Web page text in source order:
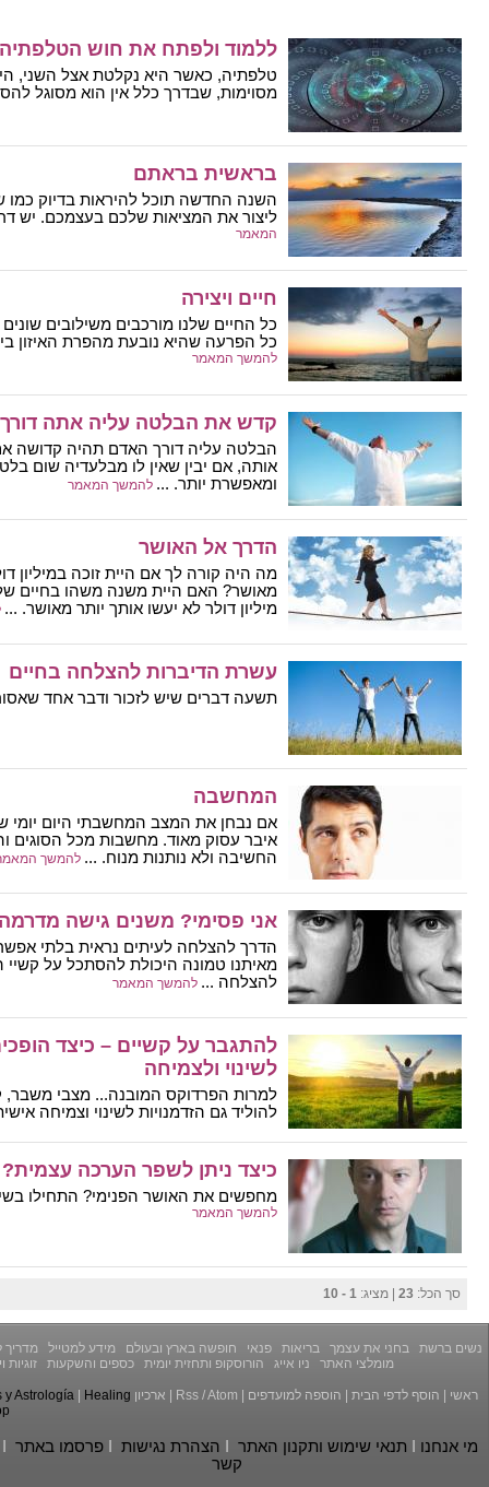
ללמוד ולפתח את חוש הטלפתיה
טלפתיה, כאשר היא נקלטת אצל השני,
מסוימות, שבדרך כלל אין הוא מסוגל
בראשית בראתם
השנה החדשה תוכל להיראות בדיוק כמו
ליצור את המציאות שלכם בעצמכם. יש
המאמר
חיים ויצירה
כל החיים שלנו מורכבים משילובים
כל הפרעה שהיא נובעת מהפרת האיזון
להמשך המאמר
קדש את הבלטה עליה אתה דורך
הבלטה עליה דורך האדם תהיה קדושה
אותה, אם יבין שאין לו מבלעדיה שום
ומאפשרת יותר. ... להמשך המאמר
הדרך אל האושר
מה היה קורה לך אם היית זוכה במיליון
מאושר? האם היית משנה משהו בחיים
מיליון דולר לא יעשו אותך יותר מאושר. ...
עשרת הדיברות להצלחה בחיים
תשעה דברים שיש לזכור ודבר אחד
המחשבה
אם נבחן את המצב המחשבתי היום יומי
איבר עסוק מאוד. מחשבות מכל הסוגים
החשיבה ולא נותנות מנוח. ... להמשך
אני פסימי? משנים גישה מדרמה
הדרך להצלחה לעיתים נראית בלתי
מאיתנו טמונה היכולת להסתכל על קשיי
להצלחה ... להמשך המאמר
להתגבר על קשיים – כיצד
לשינוי ולצמיחה
למרות הפרדוקס המובנה... מצבי משבר,
להוליד גם הזדמנויות לשינוי וצמיחה
כיצד ניתן לשפר הערכה עצמית?
מחפשים את האושר הפנימי? התחילו
להמשך המאמר
סך הכל: 23 | מציג: 1 - 10
נשים ברשת בחני את עצמך בריאות פנאי חופשה בארץ ובעולם מידע למטייל
מדריך
מומלצי האתר
ניו אייג הורוסקופ ותחזית יומית כספים והשקעות זוגיות
ראשי הוסף לדפי הבית הוספה למועדפים Rss/Atom ארכיון y Astrología|
Healing
מי אנחנו תנאי שימוש ותקנון האתר הצהרת נגישות פרסמו באתר
קשר